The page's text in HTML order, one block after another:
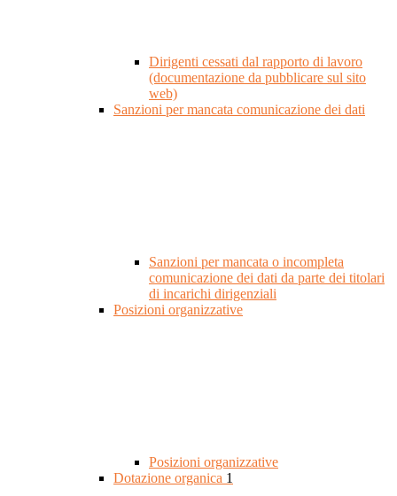
Dirigenti cessati dal rapporto di lavoro
(documentazione da pubblicare sul sito
web)
Sanzioni per mancata comunicazione dei dati
Sanzioni per mancata o incompleta
comunicazione dei dati da parte dei titolari
di incarichi dirigenziali
Posizioni organizzative
Posizioni organizzative
Dotazione organica 1